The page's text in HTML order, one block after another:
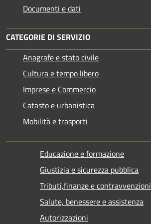
Documenti e dati
CATEGORIE DI SERVIZIO
Anagrafe e stato civile
Cultura e tempo libero
Imprese e Commercio
Catasto e urbanistica
Mobilità e trasporti
Educazione e formazione
Giustizia e sicurezza pubblica
Tributi,finanze e contravvenzioni
Salute, benessere e assistenza
Autorizzazioni